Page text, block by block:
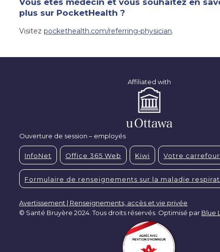
Vous êtes médecin et vous souhaitez en
plus sur PocketHealth ?
Visitez pockethealth.com/referring-physician.
Affiliated with
Ouverture de session – employés
InfoNet Office 365 Web Kiwi Votre carrefour
Formulaire de renseignements sur la maladie
Avertissement | Renseignements, accès et vie privée
© Santé Bruyère 2024. Tous droits réservés. Optimisé par Blue